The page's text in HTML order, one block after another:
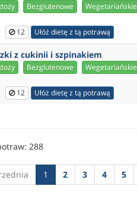
Bezglutenowe Wegetariańskie
12 Ułóż dietę z tą potrawą
z cukinii i szpinakiem
Bezglutenowe Wegetariańskie
12 Ułóż dietę z tą potrawą
288
1 2 3 4 5